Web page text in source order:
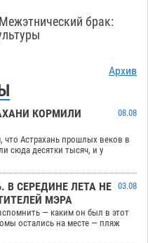
брак:
Архив
КОРМИЛИ
08.08
Астрахань прошлых веков в
сюда десятки тысяч, и у
В СЕРЕДИНЕ ЛЕТА НЕ
МЭРА
03.08
— каким он был в этот
остались на месте — пляж